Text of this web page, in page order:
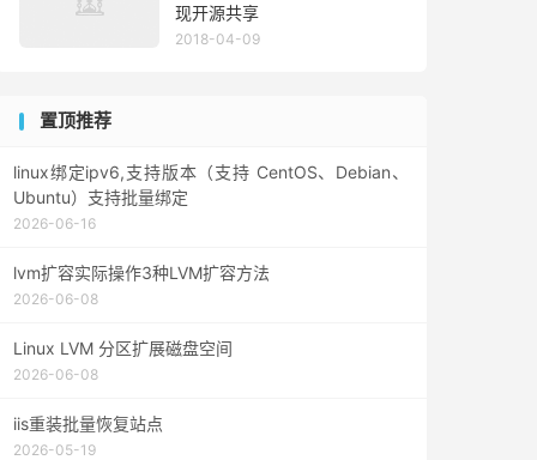
现开源共享
2018-04-09
置顶推荐
linux绑定ipv6,支持版本（支持 CentOS、Debian、
Ubuntu）支持批量绑定
2026-06-16
lvm扩容实际操作3种LVM扩容方法
2026-06-08
Linux LVM 分区扩展磁盘空间
2026-06-08
iis重装批量恢复站点
2026-05-19